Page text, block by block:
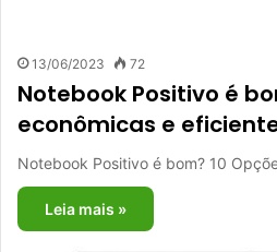
13/06/2023 72
Notebook Positivo é
econômicas e
Notebook Positivo é bom? 10
Leia mais »